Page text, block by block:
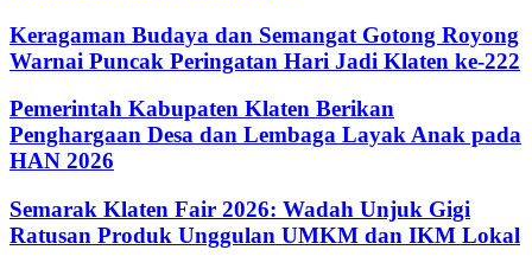
Keragaman Budaya dan Semangat Gotong Royong
Warnai Puncak Peringatan Hari Jadi Klaten ke-222
Pemerintah Kabupaten Klaten Berikan
Penghargaan Desa dan Lembaga Layak Anak pada
HAN 2026
Semarak Klaten Fair 2026: Wadah Unjuk Gigi
Ratusan Produk Unggulan UMKM dan IKM Lokal